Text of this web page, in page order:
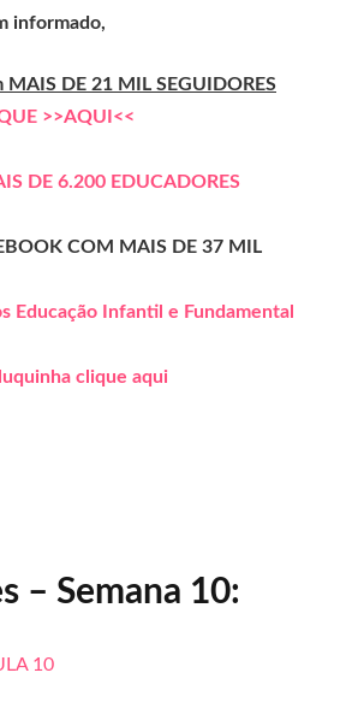
informado,
MAIS DE 21 MIL SEGUIDORES
>>AQUI<<
DE 6.200 EDUCADORES
COM MAIS DE 37 MIL
Educação Infantil e Fundamental
clique aqui
– Semana 10:
10